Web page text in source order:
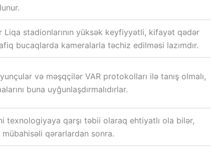
Liqa stadionlarının yüksək keyfiyyətli, kifayət qədər
bucaqlarda kameralarla təchiz edilməsi lazımdır.
və məşqçilər VAR protokolları ilə tanış olmalı,
buna uyğunlaşdırmalıdırlar.
texnologiyaya qarşı təbii olaraq ehtiyatlı ola bilər,
qərarlardan sonra.